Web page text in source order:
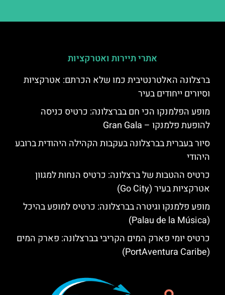
אתרי תיירות ואטרקציות
ברצלונה האלטרנטיבית כמו שלא הכרתם: אטרקציות
וסיורים ייחודים בעיר
מופע הפלמנקו הכי חם בברצלונה: כרטיס כניסה
להופעת פלמנקו – Gran Gala
סיור בעברית בברצלונה בעקבות הקהילה היהודית ברובע
היהודי
כרטיס ההטבות של ברצלונה: כרטיס הנחות למגוון
אטרקציות בעיר (Go City)
מופע פלמנקו וגיטרה בברצלונה: כרטיס למופע בהיכל
(Palau de la Música)
כרטיס יומי פארק המים הקריבי בברצלונה: פארק המים
(PortAventura Caribe)